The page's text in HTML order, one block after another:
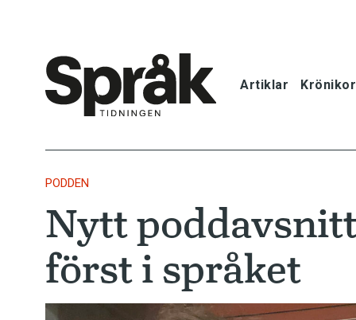
Artiklar Krönikor
Krönikor
Språkfrågor
Skrivtips
PODDEN
Nytt
först i språket